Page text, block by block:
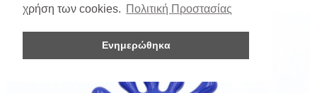
χρήση των cookies. Πολιτική Προστασίας
Ενημερώθηκα